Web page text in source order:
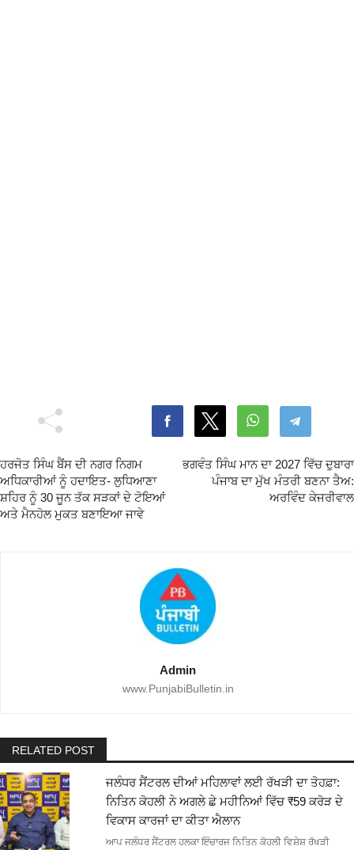
ਹਰਜੋਤ ਸਿੰਘ ਬੈਂਸ ਦੀ ਨਗਰ ਨਿਗਮ
ਅਧਿਕਾਰੀਆਂ ਨੂੰ ਹਦਾਇਤ- ਲੁਧਿਆਣਾ
ਸ਼ਹਿਰ ਨੂੰ 30 ਜੂਨ ਤੱਕ ਸੜਕਾਂ ਦੇ ਟੋਇਆਂ
ਅਤੇ ਮੈਨਹੋਲ ਮੁਕਤ ਬਣਾਇਆ ਜਾਵੇ
ਭਗਵੰਤ ਸਿੰਘ ਮਾਨ ਦਾ 2027 ਵਿੱਚ ਦੁਬਾਰਾ
ਪੰਜਾਬ ਦਾ ਮੁੱਖ ਮੰਤਰੀ ਬਣਨਾ ਤੈਅ:
ਅਰਵਿੰਦ ਕੇਜਰੀਵਾਲ
Admin
www.PunjabiBulletin.in
RELATED POST
ਜਲੰਧਰ ਸੈਂਟਰਲ ਦੀਆਂ ਮਹਿਲਾਵਾਂ ਲਈ ਰੱਖੜੀ ਦਾ ਤੋਹਫ਼ਾ:
ਨਿਤਿਨ ਕੋਹਲੀ ਨੇ ਅਗਲੇ ਛੇ ਮਹੀਨਿਆਂ ਵਿੱਚ ₹59 ਕਰੋੜ ਦੇ
ਵਿਕਾਸ ਕਾਰਜਾਂ ਦਾ ਕੀਤਾ ਐਲਾਨ
ਆਪ ਜਲੰਧਰ ਸੈਂਟਰਲ ਹਲਕਾ ਇੰਚਾਰਜ ਨਿਤਿਨ ਕੋਹਲੀ ਵਿਸ਼ੇਸ਼ ਰੱਖੜੀ